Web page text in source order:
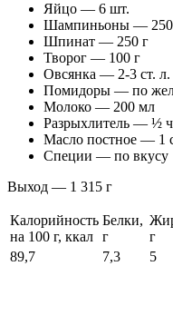
Яйцо — 6 шт.
Шампиньоны — 250
Шпинат — 250 г
Творог — 100 г
Овсянка — 2-3 ст. л.
Помидоры — по
Молоко — 200 мл
Разрыхлитель — ½
Масло постное — 1
Специи — по вкусу
Выход — 1 315 г
Калорийность
на 100 г, ккал
Белки,
г
г
89,7
7,3 5